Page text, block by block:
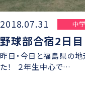
2018.07.31 中
野球部合宿2日目
昨日・今日と福島県の
た！ ２年生中心で…